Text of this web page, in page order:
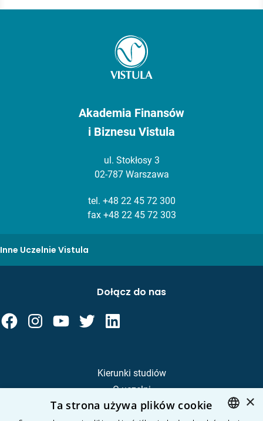
Akademia Finansów
i Biznesu Vistula
ul. Stokłosy 3
02-787 Warszawa
tel. +48 22 45 72 300
fax +48 22 45 72 303
Inne Uczelnie Vistula
Kierunki studiów
O uczelni
Kandydat
Dołącz do nas
×
Ta strona używa plików cookie